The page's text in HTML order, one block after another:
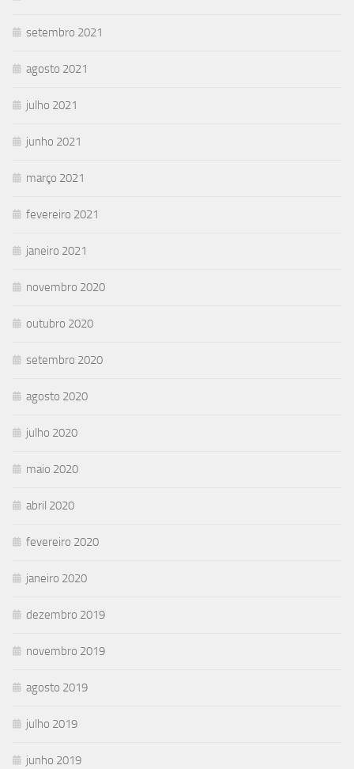
setembro 2021
agosto 2021
julho 2021
junho 2021
março 2021
fevereiro 2021
janeiro 2021
novembro 2020
outubro 2020
setembro 2020
agosto 2020
julho 2020
maio 2020
abril 2020
fevereiro 2020
janeiro 2020
dezembro 2019
novembro 2019
agosto 2019
julho 2019
junho 2019